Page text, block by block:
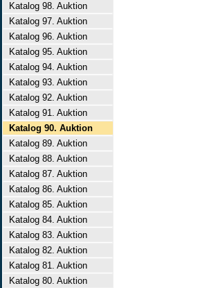
Katalog 98. Auktion
Katalog 97. Auktion
Katalog 96. Auktion
Katalog 95. Auktion
Katalog 94. Auktion
Katalog 93. Auktion
Katalog 92. Auktion
Katalog 91. Auktion
Katalog 90. Auktion
Katalog 89. Auktion
Katalog 88. Auktion
Katalog 87. Auktion
Katalog 86. Auktion
Katalog 85. Auktion
Katalog 84. Auktion
Katalog 83. Auktion
Katalog 82. Auktion
Katalog 81. Auktion
Katalog 80. Auktion